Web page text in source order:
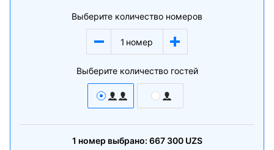
Выберите количество номеров
1 номер
Выберите количество гостей
1 номер выбрано: 667 300UZS